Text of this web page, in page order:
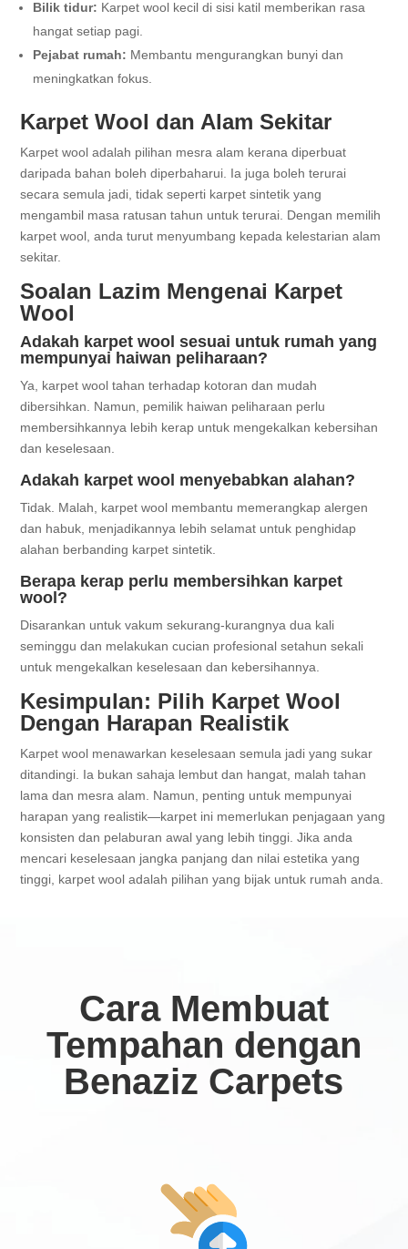
Bilik tidur: Karpet wool kecil di sisi katil memberikan rasa
hangat setiap pagi.
Pejabat rumah: Membantu mengurangkan bunyi dan
meningkatkan fokus.
Karpet Wool dan Alam Sekitar
Karpet wool adalah pilihan mesra alam kerana diperbuat
daripada bahan boleh diperbaharui. Ia juga boleh terurai
secara semula jadi, tidak seperti karpet sintetik yang
mengambil masa ratusan tahun untuk terurai. Dengan memilih
karpet wool, anda turut menyumbang kepada kelestarian alam
sekitar.
Soalan Lazim Mengenai Karpet
Wool
Adakah karpet wool sesuai untuk rumah yang
mempunyai haiwan peliharaan?
Ya, karpet wool tahan terhadap kotoran dan mudah
dibersihkan. Namun, pemilik haiwan peliharaan perlu
membersihkannya lebih kerap untuk mengekalkan kebersihan
dan keselesaan.
Adakah karpet wool menyebabkan alahan?
Tidak. Malah, karpet wool membantu memerangkap alergen
dan habuk, menjadikannya lebih selamat untuk penghidap
alahan berbanding karpet sintetik.
Berapa kerap perlu membersihkan karpet
wool?
Disarankan untuk vakum sekurang-kurangnya dua kali
seminggu dan melakukan cucian profesional setahun sekali
untuk mengekalkan keselesaan dan kebersihannya.
Kesimpulan: Pilih Karpet Wool
Dengan Harapan Realistik
Karpet wool menawarkan keselesaan semula jadi yang sukar
ditandingi. Ia bukan sahaja lembut dan hangat, malah tahan
lama dan mesra alam. Namun, penting untuk mempunyai
harapan yang realistik—karpet ini memerlukan penjagaan yang
konsisten dan pelaburan awal yang lebih tinggi. Jika anda
mencari keselesaan jangka panjang dan nilai estetika yang
tinggi, karpet wool adalah pilihan yang bijak untuk rumah anda.
Cara Membuat
Tempahan dengan
Benaziz Carpets